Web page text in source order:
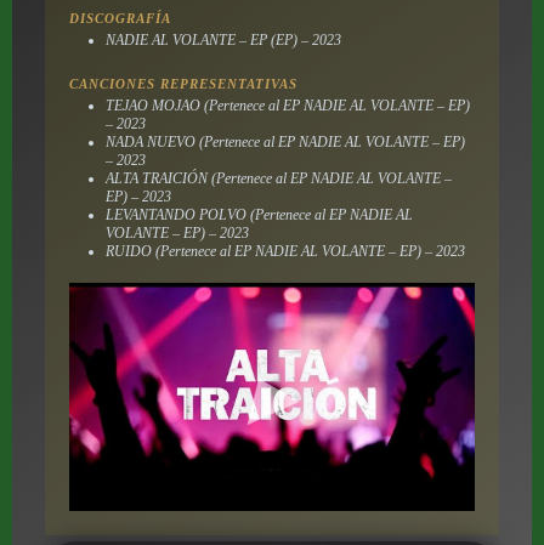
DISCOGRAFÍA
NADIE AL VOLANTE – EP (EP) – 2023
CANCIONES REPRESENTATIVAS
TEJAO MOJAO (Pertenece al EP NADIE AL VOLANTE – EP)
– 2023
NADA NUEVO (Pertenece al EP NADIE AL VOLANTE – EP)
– 2023
ALTA TRAICIÓN (Pertenece al EP NADIE AL VOLANTE –
EP) – 2023
LEVANTANDO POLVO (Pertenece al EP NADIE AL
VOLANTE – EP) – 2023
RUIDO (Pertenece al EP NADIE AL VOLANTE – EP) – 2023